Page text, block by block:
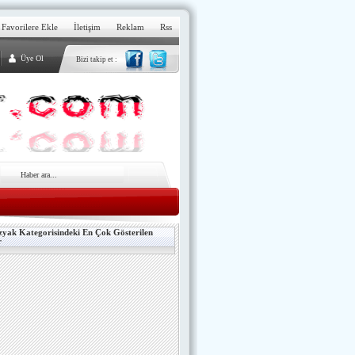
Rss
Reklam
İletişim
Favorilere Ekle
Üye Ol Bizi takip et :
Kategorisindeki En Çok Gösterilen